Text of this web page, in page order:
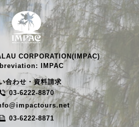
CORPORATION(IMPAC)
IMPAC
合わせ・資料請求
03-6222-8870
03-6222-8871